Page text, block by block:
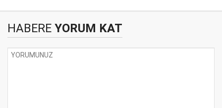
HABERE YORUM KAT